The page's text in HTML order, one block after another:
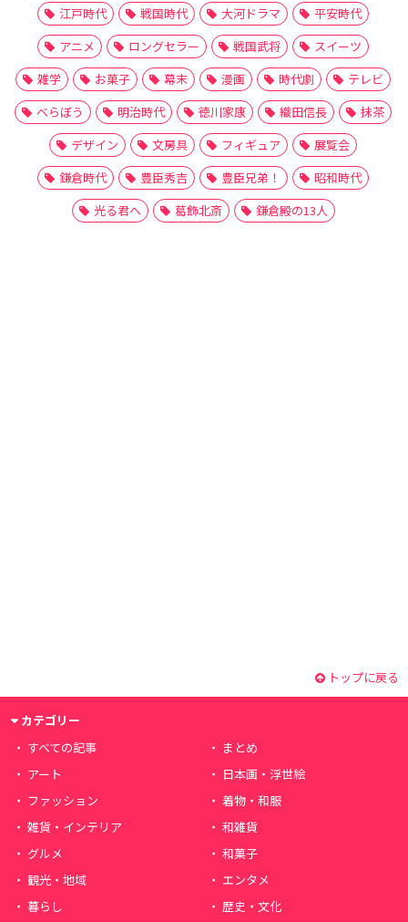
江戸時代 戦国時代 大河ドラマ
平安時代
アニメ
ロングセラー 戦国武将
スイーツ
雑学
お菓子 幕末 漫画 時代劇
テレビ
べらぼう
明治時代 徳川家康 織田信長
抹茶
デザイン
文房具 フィギュア
展覧会
鎌倉時代
豊臣秀吉 豊臣兄弟！
昭和時代
光る君へ
葛飾北斎 鎌倉殿の13人
トップに戻る
カテゴリー
すべての記事
まとめ
アート
日本画・浮世絵
ファッション
着物・和服
雑貨・インテリア
和雑貨
グルメ
和菓子
観光・地域
エンタメ
暮らし
歴史・文化